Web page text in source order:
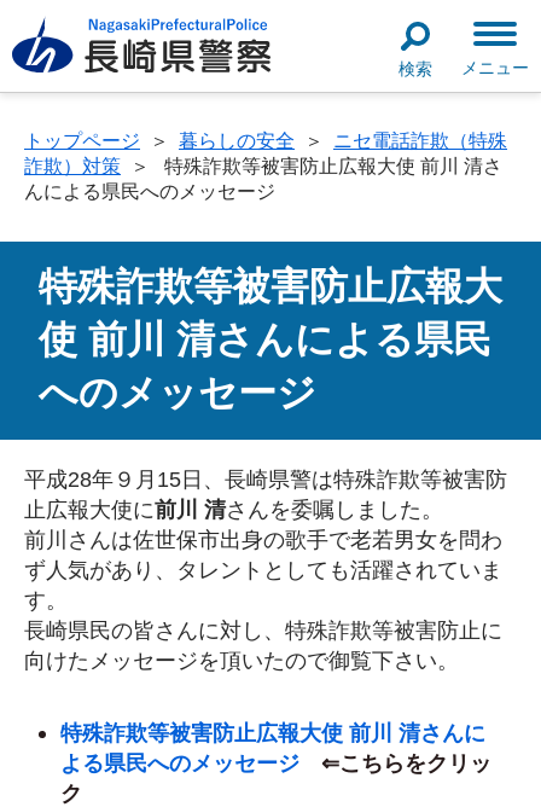
検索 メニュー
トップページ ＞ 暮らしの安全 ＞
ニセ電話詐欺（特殊
詐欺）対策
＞
特殊詐欺等被害防止広報大使 前川 清さ
んによる県民へのメッセージ
特殊詐欺等被害防止広報大
使 前川 清さんによる県民
へのメッセージ
平成28年９月15日、長崎県警は特殊詐欺等被害防
止広報大使に前川 清さんを委嘱しました。
前川さんは佐世保市出身の歌手で老若男女を問わ
ず人気があり、タレントとしても活躍されていま
す。
長崎県民の皆さんに対し、特殊詐欺等被害防止に
向けたメッセージを頂いたので御覧下さい。
特殊詐欺等被害防止広報大使 前川 清さんに
よる県民へのメッセージ ⇐こちらをクリッ
ク